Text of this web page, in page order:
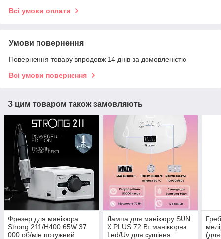
Всі умови оплати
Умови повернення
Повернення товару впродовж 14 днів за домовленістю
Всі умови повернення
З цим товаром також замовляють
Фрезер для манікюра
Strong 211/H400 65W 37
000 об/мін потужний
Лампа для манікюру SUN
X PLUS 72 Вт манікюрна
Led/Uv для сушіння